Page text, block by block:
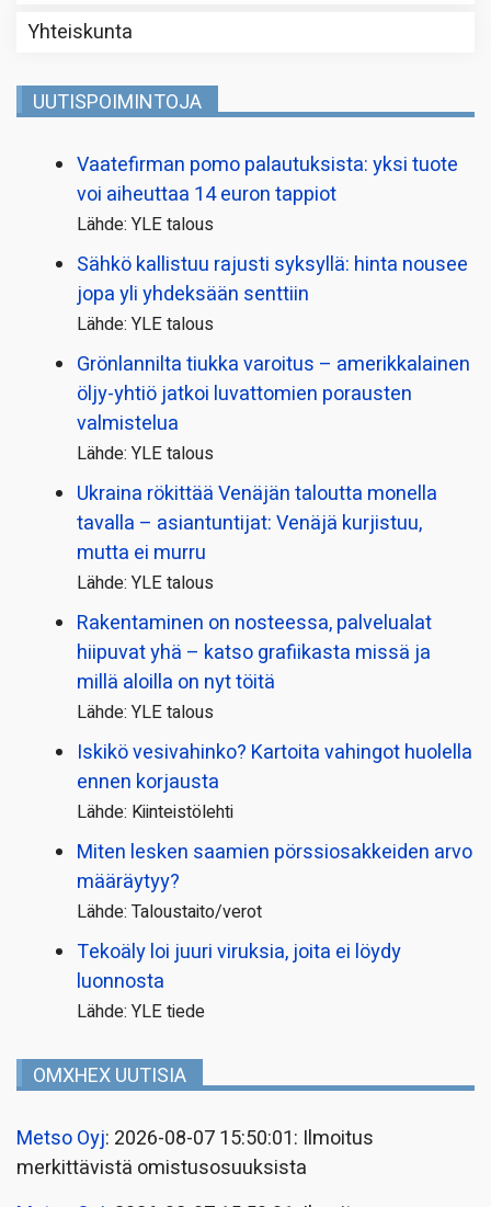
Yhteiskunta
UUTISPOIMINTOJA
Vaatefirman pomo palautuksista: yksi tuote
voi aiheuttaa 14 euron tappiot
Lähde: YLE talous
Sähkö kallistuu rajusti syksyllä: hinta nousee
jopa yli yhdeksään senttiin
Lähde: YLE talous
Grönlannilta tiukka varoitus – amerikkalainen
öljy-yhtiö jatkoi luvattomien porausten
valmistelua
Lähde: YLE talous
Ukraina rökittää Venäjän taloutta monella
tavalla – asiantuntijat: Venäjä kurjistuu,
mutta ei murru
Lähde: YLE talous
Rakentaminen on nosteessa, palvelualat
hiipuvat yhä – katso grafiikasta missä ja
millä aloilla on nyt töitä
Lähde: YLE talous
Iskikö vesivahinko? Kartoita vahingot huolella
ennen korjausta
Lähde: Kiinteistölehti
Miten lesken saamien pörssi­osakkeiden arvo
määräytyy?
Lähde: Taloustaito/verot
Tekoäly loi juuri viruksia, joita ei löydy
luonnosta
Lähde: YLE tiede
OMXHEX UUTISIA
Metso Oyj: 2026-08-07 15:50:01: Ilmoitus
merkittävistä omistusosuuksista